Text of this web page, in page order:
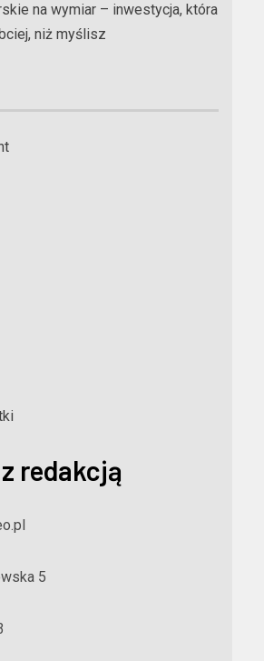
na wymiar – inwestycja, która
niż myślisz
redakcją
5